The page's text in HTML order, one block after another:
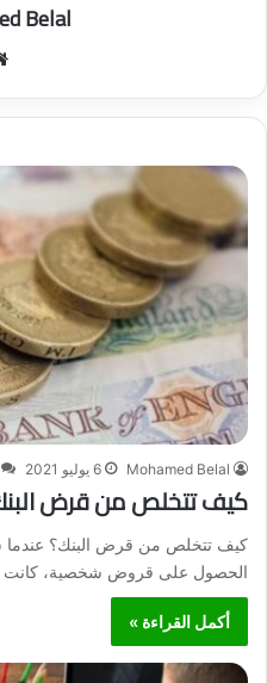
Belal
Mohamed Belal 6 يوليو 2021
كيف تتخلص من قرض
كيف تتخلص من قرض البنك؟ عندما
الحصول على قروض شخصية، كانت
أكمل القراءة »